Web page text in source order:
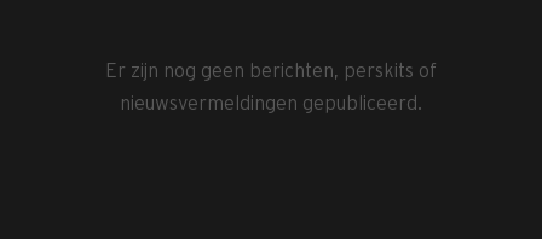
Er zijn nog geen berichten, perskits of
nieuwsvermeldingen gepubliceerd.